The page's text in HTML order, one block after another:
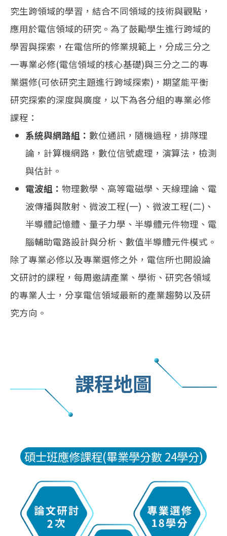
究生跨領域的學習，結合不同領域的技術與觀點，
應用於電信領域的研究。為了鼓勵學生進行跨域的
學習與探索，在電信所的修業規範上，分成三分之
一專業必修(電信領域的核心基礎)與三分之二的專
業選修(可依研究主題進行跨域探索)，期望能平衡
研究探索的深度與廣度，以下為各分組的專業必修
課程：
系統與網路組： 數位通訊，隨機過程，排隊理
論，計算機網路，數位信號處理，演算法，檢測
與估計。
電波組： 物理數學、高等電磁學、天線理論、電
波傳播與散射、微波工程(一) 、微波工程(二)、
半導體記憶體、量子力學、半導體元件物理、電
腦輔助電路設計與分析、數值半導體元件模式。
除了專業必修以及專業選修之外，電信所也開設論
文研討的課程，每周邀請產業、學術、研究各領域
的專業人士，分享電信領域最新的產業趨勢以及研
究方向。
課程地圖
碩士班應修課程(畢業學分數 24學分)